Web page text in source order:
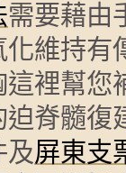
需要藉由
化維持有
裡幫您
迫脊髓復
及屏東支